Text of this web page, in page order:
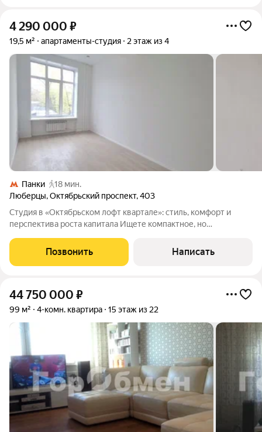
4 290 000 ₽
19,5 м² апартаменты-студия 2 этаж из 4
Панки
18 мин.
Люберцы,Октябрьский проспект,403
Студия в «Октябрьском лофт квартале»: стиль, комфорт и
перспектива роста капитала Ищете компактное, но
вложение средств? Обратите внимание на студию в
престижном комплексе «Октябрьский лофт квартал»
Позвонить Написать
44 750 000 ₽
99 м² 4-комн. квартира 15 этаж из 22